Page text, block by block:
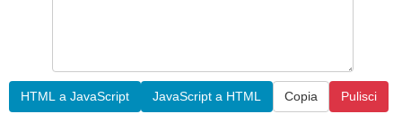
HTML a JavaScript JavaScript a HTML Copia Pulisci